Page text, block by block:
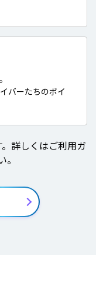
バーたちのボイ
詳しくはご利用ガ
。